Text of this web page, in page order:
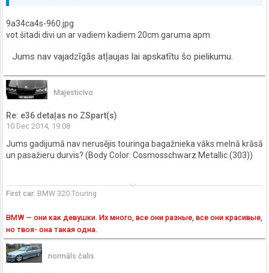
9a34ca4s-960.jpg
vot šitadi divi un ar vadiem kadiem 20cm garuma apm.
Jums nav vajadzīgās atļaujas lai apskatītu šo pielikumu.
MajesticIvo
Re: e36 detaļas no ZSpart(s)
10 Dec 2014, 19:08
Jums gadijumā nav nerusējis touringa bagažnieka vāks melnā krāsā
un pasažieru durvis? (Body Color: Cosmosschwarz Metallic (303))
keyboard_arrow_down
First car: BMW 320 Touring
BMW — они как девушки. Их много, все они разные, все они красивые,
но твоя- она такая одна.
normāls čalis